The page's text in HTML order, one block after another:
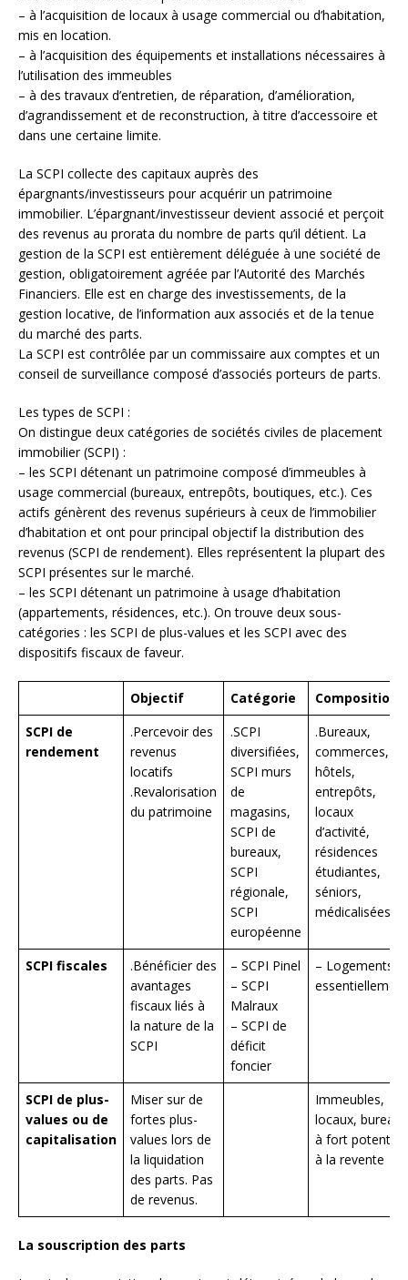
– à l’acquisition de locaux à usage commercial ou d’habitation,
mis en location.
– à l’acquisition des équipements et installations nécessaires à
l’utilisation des immeubles
– à des travaux d’entretien, de réparation, d’amélioration,
d’agrandissement et de reconstruction, à titre d’accessoire et
dans une certaine limite.
La SCPI collecte des capitaux auprès des
épargnants/investisseurs pour acquérir un patrimoine
immobilier. L’épargnant/investisseur devient associé et perçoit
des revenus au prorata du nombre de parts qu’il détient. La
gestion de la SCPI est entièrement déléguée à une société de
gestion, obligatoirement agréée par l’Autorité des Marchés
Financiers. Elle est en charge des investissements, de la
gestion locative, de l’information aux associés et de la tenue
du marché des parts.
La SCPI est contrôlée par un commissaire aux comptes et un
conseil de surveillance composé d’associés porteurs de parts.
Les types de SCPI :
On distingue deux catégories de sociétés civiles de placement
immobilier (SCPI) :
– les SCPI détenant un patrimoine composé d’immeubles à
usage commercial (bureaux, entrepôts, boutiques, etc.). Ces
actifs génèrent des revenus supérieurs à ceux de l’immobilier
d’habitation et ont pour principal objectif la distribution des
revenus (SCPI de rendement). Elles représentent la plupart des
SCPI présentes sur le marché.
– les SCPI détenant un patrimoine à usage d’habitation
(appartements, résidences, etc.). On trouve deux sous-
catégories : les SCPI de plus-values et les SCPI avec des
dispositifs fiscaux de faveur.
Objectif Catégorie
Composition
SCPI de
rendement
.Percevoir des
revenus
locatifs
.Revalorisation
du patrimoine
.SCPI
diversifiées,
SCPI murs
de
magasins,
SCPI de
bureaux,
SCPI
régionale,
SCPI
européenne
.Bureaux,
commerces,
hôtels,
entrepôts,
locaux
d’activité,
résidences
étudiantes,
séniors,
médicalisées
SCPI fiscales
.Bénéficier des
avantages
fiscaux liés à
la nature de la
SCPI
– SCPI Pinel
– SCPI
Malraux
– SCPI de
déficit
foncier
– Logements
essentiellement
SCPI de plus-
values ou de
capitalisation
Miser sur de
fortes plus-
values lors de
la liquidation
des parts. Pas
de revenus.
Immeubles,
locaux, bureaux
à fort potentiel
à la revente
La souscription des parts